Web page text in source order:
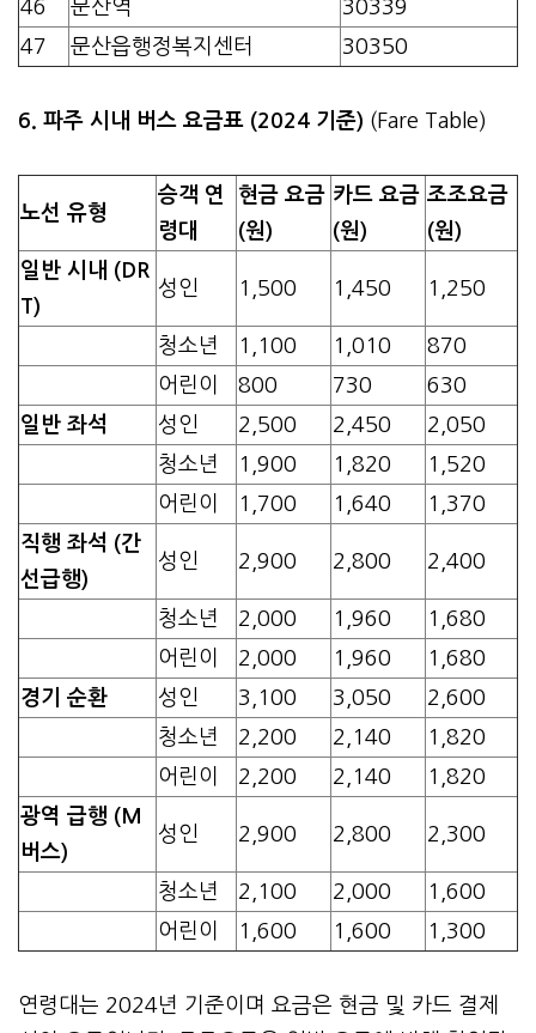
46 문산역
30339
47
문산읍행정복지센터 30350
6. 파주 시내 버스 요금표 (2024 기준) (Fare Table)
노선 유형
승객 연
령대
현금 요금
(원)
카드 요금
(원)
조조요금
(원)
일반 시내 (DR
T)
성인 1,500 1,450 1,250
청소년 1,100 1,010
870
어린이
800 730
630
일반 좌석
성인 2,500 2,450
2,050
청소년
1,900 1,820
1,520
어린이
1,700 1,640
1,370
직행 좌석 (간
선급행)
성인 2,900 2,800 2,400
청소년 2,000 1,960
1,680
어린이
2,000 1,960
1,680
경기 순환
성인 3,100 3,050
2,600
청소년
2,200 2,140
1,820
어린이
2,200 2,140
1,820
광역 급행 (M
버스)
성인 2,900 2,800 2,300
청소년 2,100 2,000
1,600
어린이
1,600 1,600 1,300
연령대는 2024년 기준이며 요금은 현금 및 카드 결제